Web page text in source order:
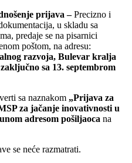
prijava –Precizno i
u skladu sa
predaje se na pisarnici
poštom, na adresu:
razvoja, Bulevar kralja
zaključno sa 13. septembrom
sa naznakom „Prijava za
za jačanje inovativnosti u
adresom pošiljaoca na
se neće razmatrati.